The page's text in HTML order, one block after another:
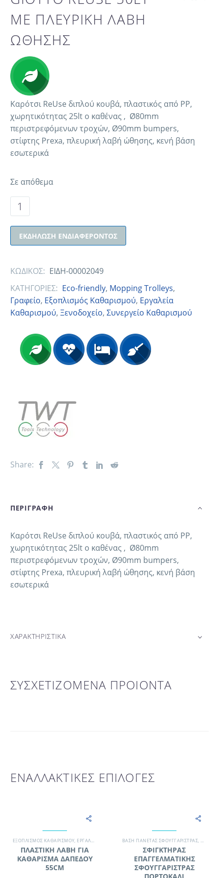
ΜΕ ΠΛΕΥΡΙΚΗ ΛΑΒΗ
ΩΘΗΣΗΣ
Καρότσι ReUse διπλού κουβά, πλαστικός από PP,
χωρητικότητας 25lt ο καθένας , Ø80mm
περιστρεφόμενων τροχών, Ø90mm bumpers,
στίφτης Prexa, πλευρική λαβή ώθησης, κενή βάση
εσωτερικά
Σε απόθεμα
ΕΚΔΉΛΩΣΗ ΕΝΔΙΑΦΈΡΟΝΤΟΣ
ΚΩΔΙΚΟΣ: ΕΙΔΗ-00002049
ΚΑΤΗΓΟΡΙΕΣ: Eco-friendly, Mopping Trolleys,
Γραφείο, Εξοπλισμός Καθαρισμού, Εργαλεία
Καθαρισμού, Ξενοδοχείο, Συνεργείο Καθαρισμού
Share:
ΠΕΡΙΓΡΑΦΗ
Καρότσι ReUse διπλού κουβά, πλαστικός από PP,
χωρητικότητας 25lt ο καθένας , Ø80mm
περιστρεφόμενων τροχών, Ø90mm bumpers,
στίφτης Prexa, πλευρική λαβή ώθησης, κενή βάση
εσωτερικά
ΧΑΡΑΚΤΗΡΙΣΤΙΚΑ
ΣΥΣΧΕΤΙΖΟΜΕΝΑ ΠΡΟΙΟΝΤΑ
ΕΝΑΛΛΑΚΤΙΚΕΣ ΕΠΙΛΟΓΕΣ
ΕΞΟΠΛΙΣΜΌΣ ΚΑΘΑΡΙΣΜΟΎ, ΕΡΓΑΛΕΊΑ ΚΑΘΑΡΙΣΜΟΎ ,ΞΕΝΟΔΟΧΕΊΟ,ΣΚΟΎΠΙΣΜΑ -
ΠΛΑΣΤΙΚΗ ΛΑΒΗ ΓΙΑ
ΚΑΘΑΡΙΣΜΑ ΔΑΠΕΔΟΥ
55CM
ΒΆΣΗ ΠΑΝΈΤΑΣ ΣΦΟΥΓΓΑΡΊΣΤΡΑΣ,
ΣΦΙΓΚΤΗΡΑΣ
ΕΠΑΓΓΕΛΜΑΤΙΚΗΣ
ΣΦΟΥΓΓΑΡΙΣΤΡΑΣ